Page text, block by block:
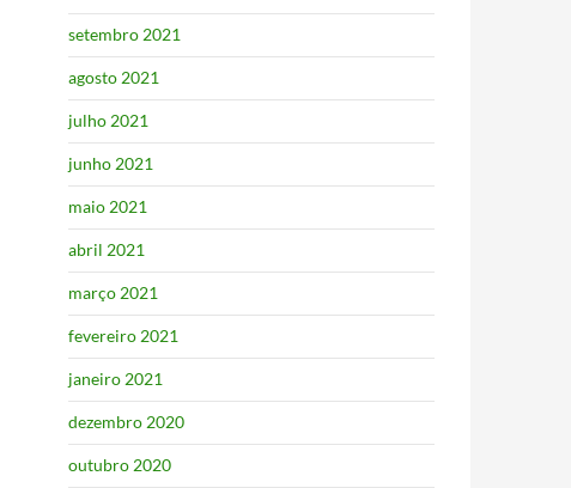
setembro 2021
agosto 2021
julho 2021
junho 2021
maio 2021
abril 2021
março 2021
fevereiro 2021
janeiro 2021
dezembro 2020
outubro 2020